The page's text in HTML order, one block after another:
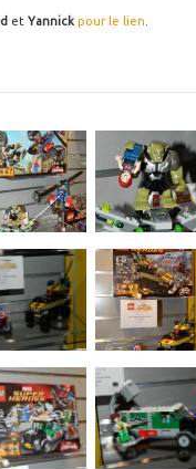
et Yannick pour le lien